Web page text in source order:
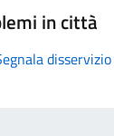
in città
disservizio